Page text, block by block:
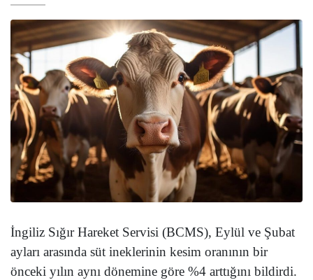
İngiliz Sığır Hareket Servisi (BCMS), Eylül ve Şubat
ayları arasında süt ineklerinin kesim oranının bir
önceki yılın aynı dönemine göre %4 arttığını bildirdi.